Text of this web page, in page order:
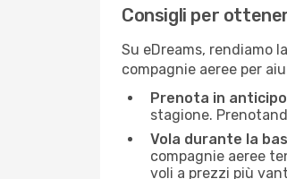
Consigli per
Su eDreams, rendiamo
compagnie aeree per
Prenota in
stagione.
Vola durante la
compagnie aeree
voli a prezzi più